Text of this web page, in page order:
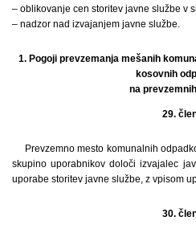
– oblikovanje cen storitev javne službe v
– nadzor nad izvajanjem javne službe.
1. Pogoji prevzemanja mešanih
kosovnih
na
29.
Prevzemno mesto komunalnih
skupino uporabnikov določi izvajalec
uporabe storitev javne službe, z vpisom
30.